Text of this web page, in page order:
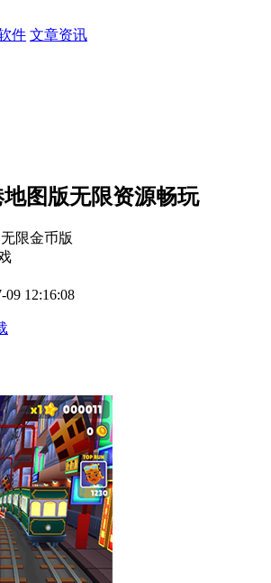
件 文章资讯
图版无限资源畅玩
限金币版
09 12:16:08